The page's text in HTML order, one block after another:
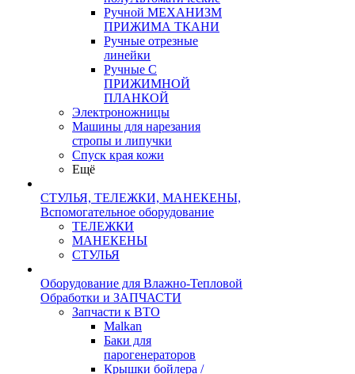
Ручной МЕХАНИЗМ
ПРИЖИМА ТКАНИ
Ручные отрезные
линейки
Ручные С
ПРИЖИМНОЙ
ПЛАНКОЙ
Электроножницы
Машины для нарезания
стропы и липучки
Спуск края кожи
Ещё
СТУЛЬЯ, ТЕЛЕЖКИ, МАНЕКЕНЫ,
Вспомогательное оборудование
ТЕЛЕЖКИ
МАНЕКЕНЫ
СТУЛЬЯ
Оборудование для Влажно-Тепловой
Обработки и ЗАПЧАСТИ
Запчасти к ВТО
Malkan
Баки для
парогенераторов
Крышки бойлера /